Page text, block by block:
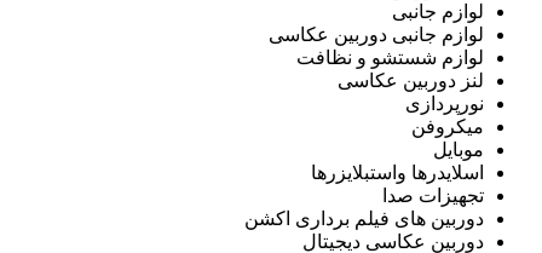
لوازم جانبی
لوازم جانبی دوربین عکاسی
لوازم شستشو و نظافت
لنز دوربین عکاسی
نورپردازی
میکروفن
موبایل
اسلایدرها واستبلایزرها
تجهیزات صدا
دوربین های فیلم برداری اکشن
دوربین عکاسی دیجیتال